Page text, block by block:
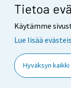
Tietoa
Käytämme
Lue lisää
Hyväksyn